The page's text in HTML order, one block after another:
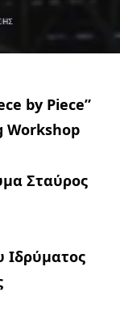
by Piece”
Workshop
Σταύρος
Ιδρύματος